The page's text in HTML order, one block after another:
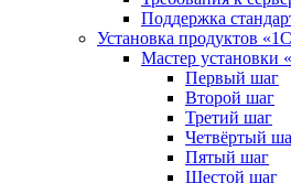
Поддержка
Установка продуктов
Мастер установки
Первый шаг
Второй шаг
Третий шаг
Четвёртый
Пятый шаг
Шестой шаг